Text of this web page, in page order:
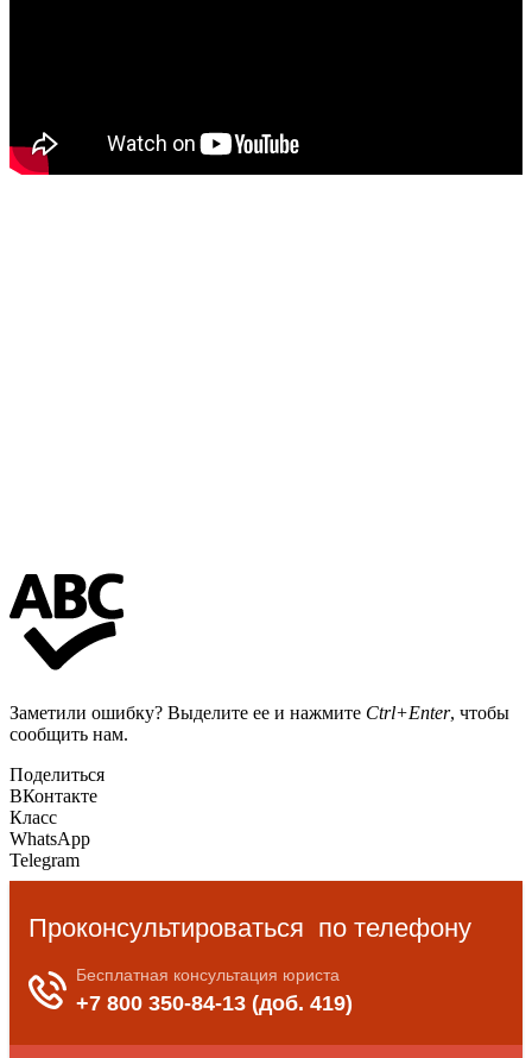
Заметили ошибку? Выделите ее и нажмите Ctrl+Enter, чтобы
сообщить нам.
Поделиться
ВКонтакте
Класс
WhatsApp
Telegram